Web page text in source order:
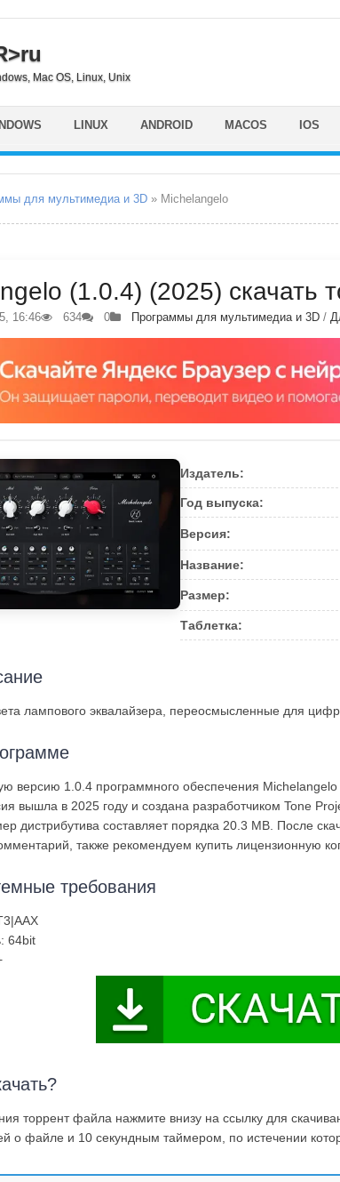
Mac OS, Linux, Unix
LINUX ANDROID MACOS IOS
для мультимедиа и 3D » Michelangelo
(1.0.4) (2025) скачать
16:46 634 0 Программы для мультимедиа и 3D /
Издатель:
Год выпуска:
Версия:
Название:
Размер:
Таблетка:
лампового эквалайзера, переосмысленные для
версию 1.0.4 программного обеспечения
вышла в 2025 году и создана разработчиком Tone
дистрибутива составляет порядка 20.3 MB. После
также рекомендуем купить лицензионную
требования
64bit
торрент файла нажмите внизу на ссылку для
о файле и 10 секундным таймером, по истечении